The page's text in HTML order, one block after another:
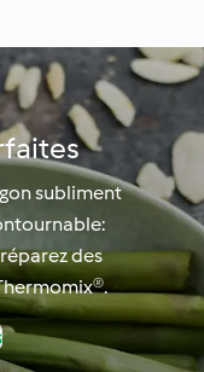
subliment
des